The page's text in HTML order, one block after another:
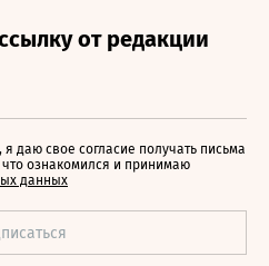
даю свое согласие получать письма
ознакомился и принимаю
данных